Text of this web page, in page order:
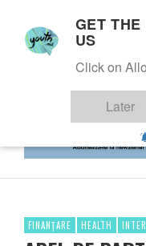
FINANȚARE HEALTH
GET THE
US
Click on
Later